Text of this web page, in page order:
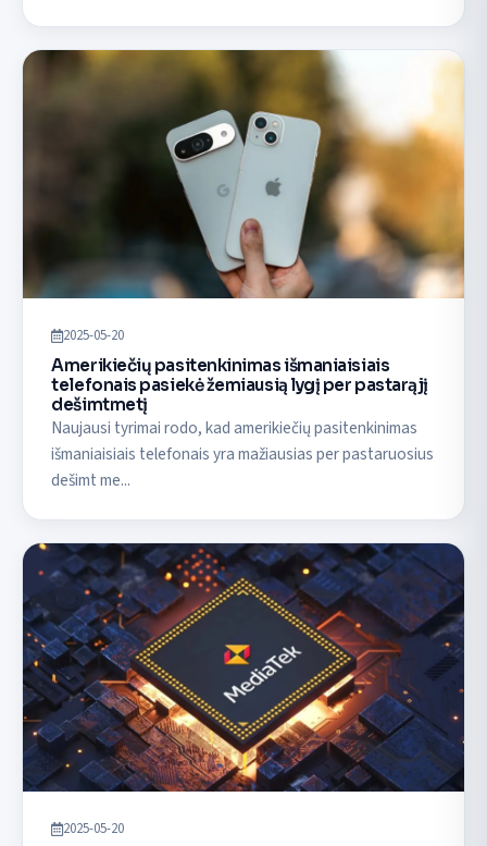
2025-05-20
Amerikiečių pasitenkinimas išmaniaisiais
telefonais pasiekė žemiausią lygį per pastarąjį
dešimtmetį
Naujausi tyrimai rodo, kad amerikiečių pasitenkinimas
išmaniaisiais telefonais yra mažiausias per pastaruosius
dešimt me...
2025-05-20